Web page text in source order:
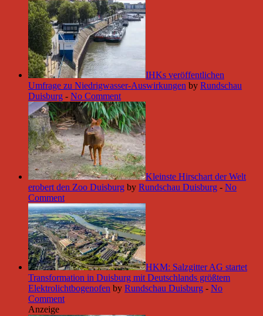
IHKs veröffentlichen
Umfrage zu Niedrigwasser-Auswirkungen by Rundschau
Duisburg - No Comment
Kleinste Hirschart der Welt
erobert den Zoo Duisburg by Rundschau Duisburg - No
Comment
HKM: Salzgitter AG startet
Transformation in Duisburg mit Deutschlands größtem
Elektrolichtbogenofen by Rundschau Duisburg - No
Comment
Anzeige